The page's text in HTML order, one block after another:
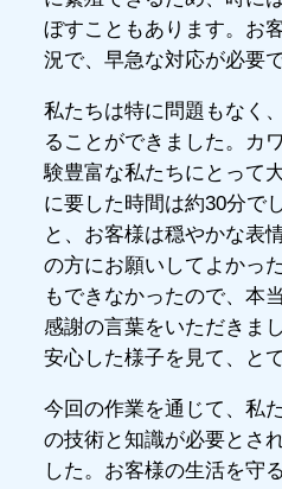
ぼすこともあります。お
況で、早急な対応が必要で
私たちは特に問題もなく
ることができました。カ
験豊富な私たちにとって
に要した時間は約30分で
と、お客様は穏やかな表
の方にお願いしてよかっ
もできなかったので、本
感謝の言葉をいただきま
安心した様子を見て、と
今回の作業を通じて、私
の技術と知識が必要とさ
した。お客様の生活を守